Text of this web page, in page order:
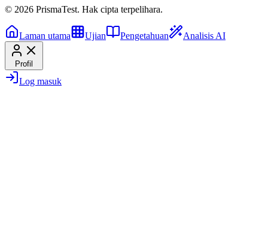
© 2026 PrismaTest. Hak cipta terpelihara.
Laman utama Ujian Pengetahuan Analisis AI
Profil
Log masuk